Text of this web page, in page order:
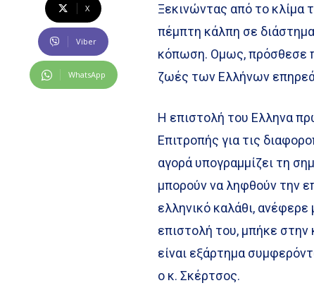
X
Viber
WhatsApp
Ξεκινώντας από το κλίμα
πέμπτη κάλπη σε
κόπωση. Ομως, πρόσθεσε
ζωές των Ελλήνων
Η επιστολή του Ελληνα
Επιτροπής για τις
αγορά υπογραμμίζει τη
μπορούν να ληφθούν την
ελληνικό καλάθι,
επιστολή του, μπήκε
είναι εξάρτημα
ο κ. Σκέρτσος.